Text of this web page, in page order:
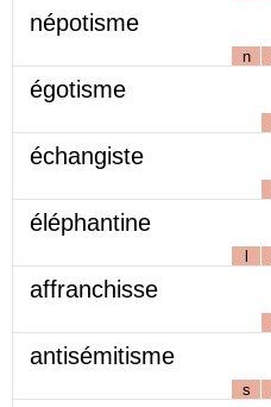
népotisme
n
égotisme
échangiste
éléphantine
l
affranchisse
antisémitisme
s